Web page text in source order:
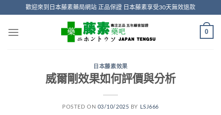
content
歡迎來到日本藤素藥局網站 正品保證 日本藤素享受30天無效退款
0
日本藤素效果
威爾剛效果如何評價與分析
POSTED ON 03/10/2025 BY LSJ666